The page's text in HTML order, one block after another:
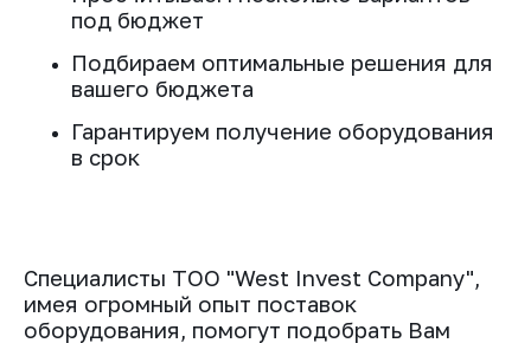
под бюджет
Подбираем оптимальные решения для
вашего бюджета
Гарантируем получение оборудования
в срок
Специалисты ТОО "West Invest Company",
имея огромный опыт поставок
оборудования, помогут подобрать Вам